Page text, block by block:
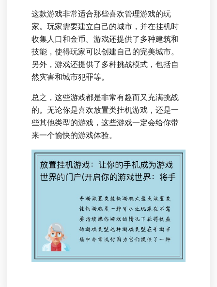
这款游戏非常适合那些喜欢管理游戏的玩
家。玩家需要建立自己的城市，并在挂机时
收集人口和金币。游戏还提供了多种建筑和
技能，使得玩家可以创建自己的完美城市。
另外，游戏还提供了多种挑战模式，包括自
然灾害和城市犯罪等。
总之，这些游戏都是非常有趣而又充满挑战
的。无论你是喜欢放置类挂机游戏，还是一
些其他类型的游戏，这些游戏一定会给你带
来一个愉快的游戏体验。